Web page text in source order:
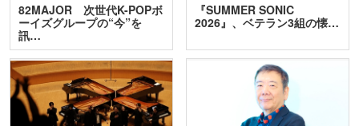
82MAJOR 次世代K-POPボ
ーイズグループの“今”を
訊…
『SUMMER SONIC
2026』、ベテラン3組の懐…